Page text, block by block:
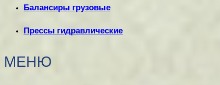
Балансиры грузовые
Прессы гидравлические
МЕНЮ